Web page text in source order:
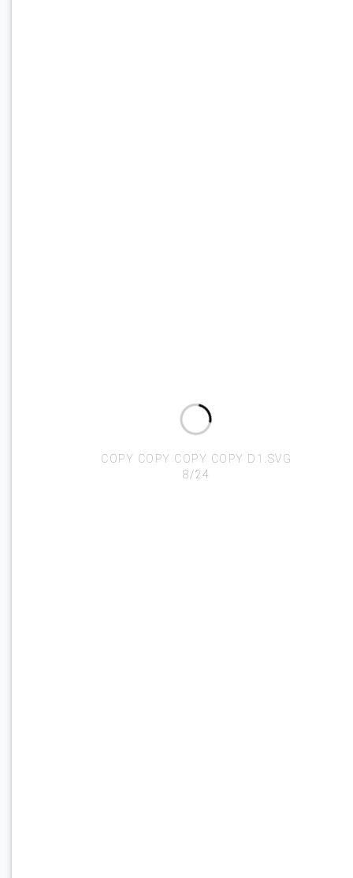
R4.SVG
9/24